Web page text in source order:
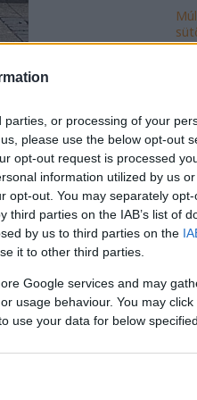
or processing of your
please use the below opt-out
opt-out request is processed
information utilized by us
opt-out. You may separately
parties on the IAB’s list of
by us to third parties on the
it to other third parties.
Google services and may
usage behaviour. You may
use your data for below